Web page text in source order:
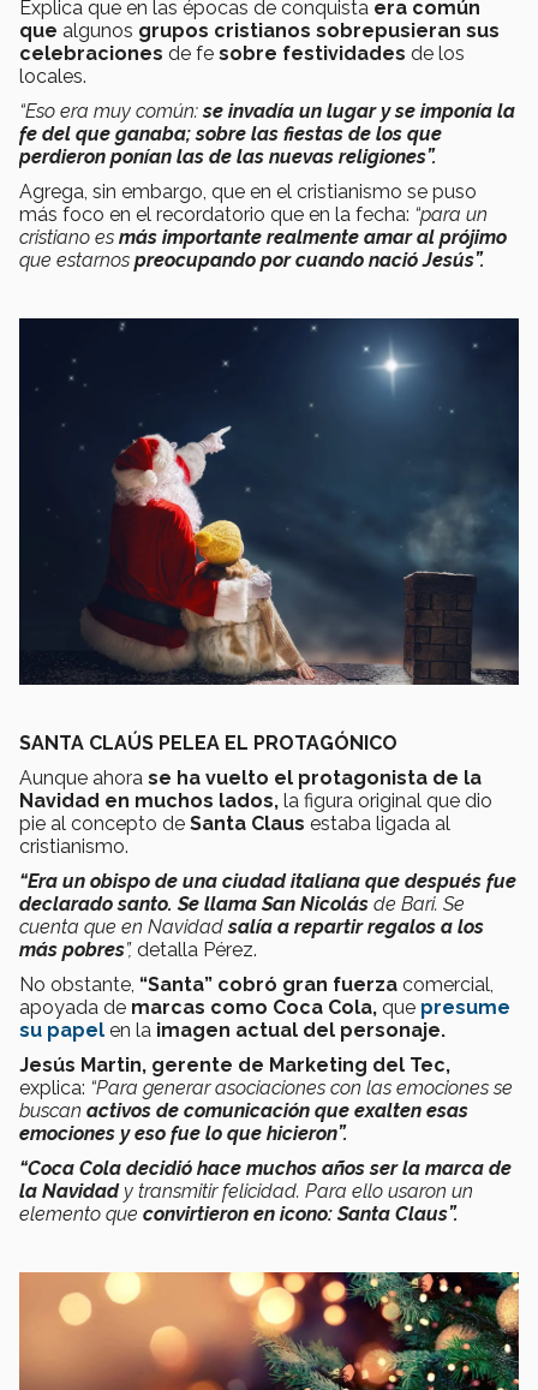
Explica que en las épocas de conquista era común
que algunos grupos cristianos sobrepusieran sus
celebraciones de fe sobre festividades de los
locales.
“Eso era muy común:se invadía un lugar y se imponía la
fe del que ganaba; sobre las fiestas de los que
perdieron ponían las de las nuevas religiones”.
Agrega, sin embargo, que en el cristianismo se puso
más foco en el recordatorio que en la fecha: “para un
cristiano es más importante realmente amar al prójimo
que estarnos preocupando por cuando nació Jesús”.
SANTA CLAÚS PELEA EL PROTAGÓNICO
Aunque ahora se ha vuelto el protagonista de la
Navidad en muchos lados, la figura original que dio
pie al concepto de Santa Claus estaba ligada al
cristianismo.
“Era un obispo de una ciudad italiana que después fue
declarado santo. Se llama San Nicolás de Bari. Se
cuenta que en Navidadsalía a repartir regalos a los
más pobres”, detalla Pérez.
No obstante, “Santa” cobró gran fuerza comercial,
apoyada de marcas como Coca Cola, que presume
su papel en la imagen actual del personaje.
Jesús Martin, gerente de Marketing del Tec,
explica: “Para generar asociaciones con las emociones se
buscan activos de comunicación que exalten esas
emociones y eso fue lo que hicieron”.
“Coca Cola decidió hace muchos años ser la marca de
la Navidady transmitir felicidad. Para ello usaron un
elemento que convirtieron en icono: Santa Claus”.